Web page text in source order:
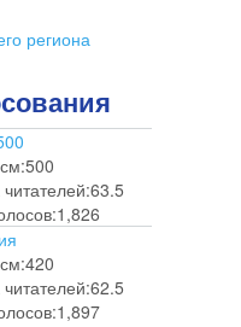
500
63.5
1,826
420
62.5
1,897